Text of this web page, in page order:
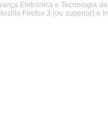
Eletrônica e Tecnologia
Firefox 3 (ou superior) e